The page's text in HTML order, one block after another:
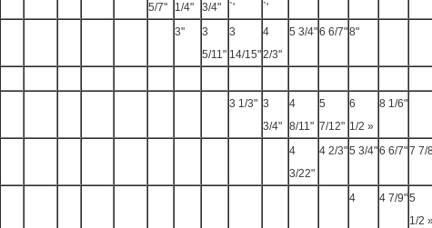
5/7"
1/4"
3/4"
`'
`'
3"
3
5/11"
3
14/15"
4
2/3"
5 3/4"6 6/7"8"
3 1/3" 3
3/4"
4
8/11"
5
7/12"
6
1/2 »
8 1/6"
4
3/22"
4 2/3"5 3/4"6 6/7"7 7/
4 4 7/9"5
1/2